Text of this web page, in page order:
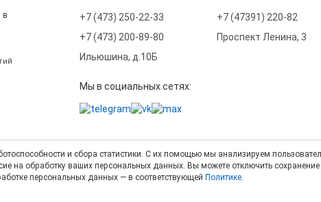
в
+7 (473) 250-22-33
+7 (473) 200-89-80
Ильюшина, д.10Б
Мы в социальных сетях:
+7 (47391) 220-82
Проспект Ленина, 3
и сбора статистики. С их помощью мы анализируем
на обработку ваших персональных данных. Вы можете отключить
персональных данных — в соответствующей Политике